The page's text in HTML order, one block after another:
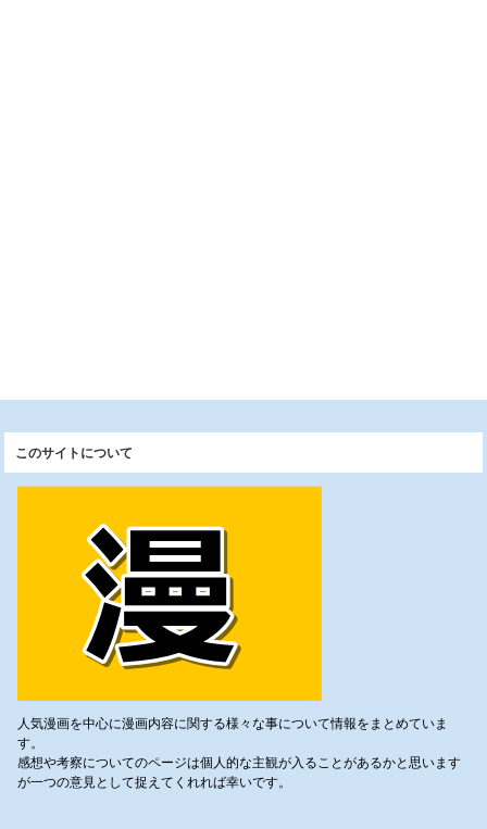
このサイトについて
人気漫画を中心に漫画内容に関する様々な事について情報をまとめていま
す。
感想や考察についてのページは個人的な主観が入ることがあるかと思います
が一つの意見として捉えてくれれば幸いです。